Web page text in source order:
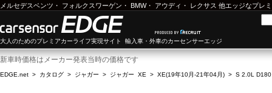
メルセデスベンツ ・ フォルクスワーゲン ・ BMW・ アウディ ・ レクサス 他エッジなプレ
大人のためのプレミアカーライフ実現サイト 輸入車・外車のカーセンサーエッジ
新車時価格はメーカー発表当時の価格です
EDGE.net > カタログ > ジャガー > ジャガー XE > XE(19年10月-21年04月) > S 2.0L D180